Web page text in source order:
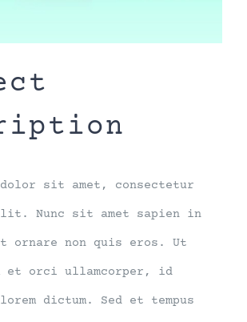
dolor sit amet, consectetur
Nunc sit amet sapien in
ornare non quis eros. Ut
et orci ullamcorper, id
dictum. Sed et tempus